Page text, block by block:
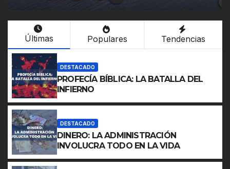
Últimas Populares Tendencias
DESTACADO
PROFECÍA BÍBLICA: LA BATALLA DEL
INFIERNO
DESTACADO
DINERO: LA ADMINISTRACIÓN
INVOLUCRA TODO EN LA VIDA